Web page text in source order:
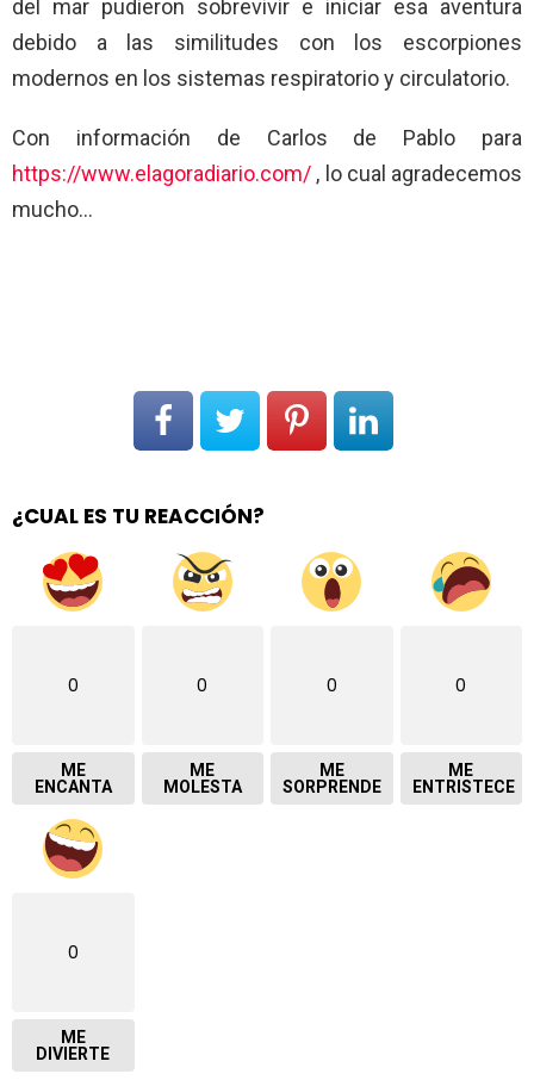
del mar pudieron sobrevivir e iniciar esa aventura
debido a las similitudes con los escorpiones
modernos en los sistemas respiratorio y circulatorio.
Con información de Carlos de Pablo para
https://www.elagoradiario.com/ , lo cual agradecemos
mucho…
¿CUAL ES TU REACCIÓN?
0
ME
ENCANTA
0
ME
MOLESTA
0
ME
SORPRENDE
0
ME
ENTRISTECE
0
ME
DIVIERTE